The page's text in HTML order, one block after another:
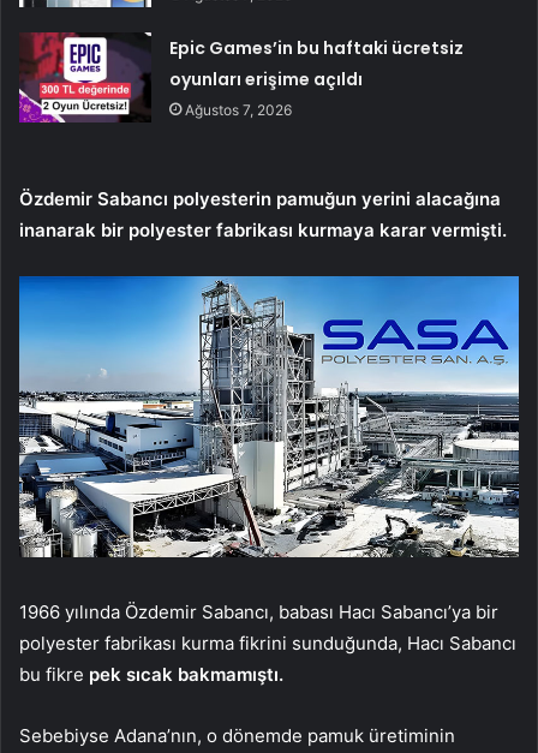
Epic Games’in bu haftaki ücretsiz
oyunları erişime açıldı
Ağustos 7, 2026
Özdemir Sabancı polyesterin pamuğun yerini alacağına
inanarak bir polyester fabrikası kurmaya karar vermişti.
1966 yılında Özdemir Sabancı, babası Hacı Sabancı’ya bir
polyester fabrikası kurma fikrini sunduğunda, Hacı Sabancı
bu fikre pek sıcak bakmamıştı.
Sebebiyse Adana’nın, o dönemde pamuk üretiminin